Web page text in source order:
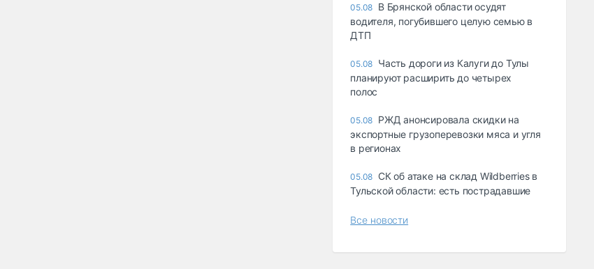
05.08 В Брянской области осудят
водителя, погубившего целую семью в
ДТП
05.08 Часть дороги из Калуги до Тулы
планируют расширить до четырех
полос
05.08 РЖД анонсировала скидки на
экспортные грузоперевозки мяса и угля
в регионах
05.08 СК об атаке на склад Wildberries в
Тульской области: есть пострадавшие
Все новости